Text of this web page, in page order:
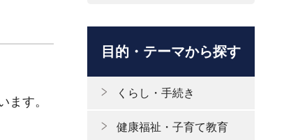
ます。
目的・テーマから探す
くらし・手続き
健康福祉・子育て教育